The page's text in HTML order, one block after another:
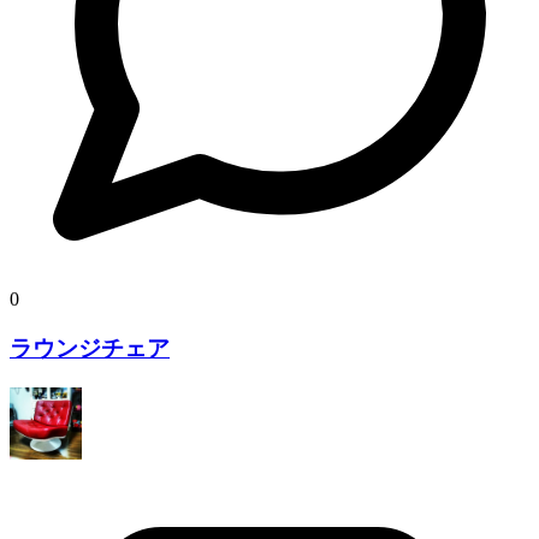
0
ラウンジチェア